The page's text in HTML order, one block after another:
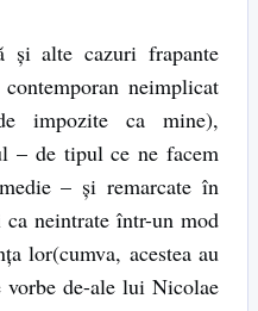
alte cazuri frapante
neimplicat
impozite ca mine),
– de tipul ce ne facem
– și remarcate în
neintrate într-un mod
lor(cumva, acestea au
de-ale lui Nicolae